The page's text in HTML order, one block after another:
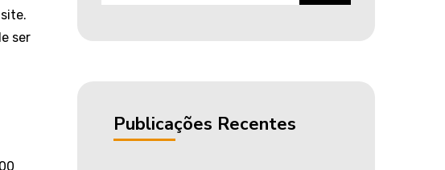
ser
Publicações Recentes